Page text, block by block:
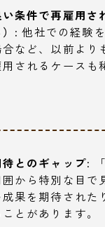
条件で再雇用さ
）: 他社での経験
など、以前より
されるケースも
とのギャップ:
から特別な目で
果を期待された
とがあります。